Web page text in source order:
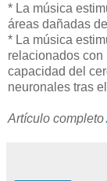
* La música
áreas dañadas
* La música
relacionados
capacidad del
neuronales tras
Artículo completo